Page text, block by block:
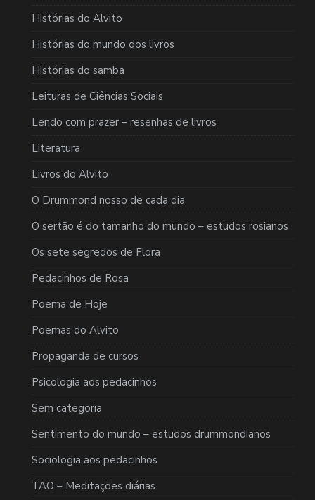
Histórias do Alvito
Histórias do mundo dos livros
Histórias do samba
Leituras de Ciências Sociais
Lendo com prazer – resenhas de livros
Literatura
Livros do Alvito
O Drummond nosso de cada dia
O sertão é do tamanho do mundo – estudos rosianos
Os sete segredos de Flora
Pedacinhos de Rosa
Poema de Hoje
Poemas do Alvito
Propaganda de cursos
Psicologia aos pedacinhos
Sem categoria
Sentimento do mundo – estudos drummondianos
Sociologia aos pedacinhos
TAO – Meditações diárias